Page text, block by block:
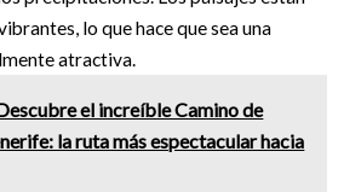
lo que hace que sea una
atractiva.
el increíble Camino de
la ruta más espectacular hacia